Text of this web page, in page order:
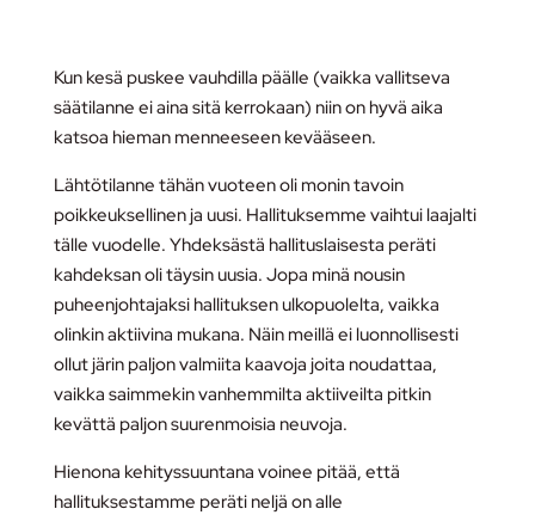
Kun kesä puskee vauhdilla päälle (vaikka vallitseva
säätilanne ei aina sitä kerrokaan) niin on hyvä aika
katsoa hieman menneeseen kevääseen.
Lähtötilanne tähän vuoteen oli monin tavoin
poikkeuksellinen ja uusi. Hallituksemme vaihtui laajalti
tälle vuodelle. Yhdeksästä hallituslaisesta peräti
kahdeksan oli täysin uusia. Jopa minä nousin
puheenjohtajaksi hallituksen ulkopuolelta, vaikka
olinkin aktiivina mukana. Näin meillä ei luonnollisesti
ollut järin paljon valmiita kaavoja joita noudattaa,
vaikka saimmekin vanhemmilta aktiiveilta pitkin
kevättä paljon suurenmoisia neuvoja.
Hienona kehityssuuntana voinee pitää, että
hallituksestamme peräti neljä on alle